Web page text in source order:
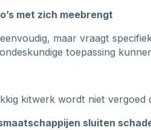
met zich meebrengt
maar vraagt
toepassing
kitwerk wordt niet
sluiten